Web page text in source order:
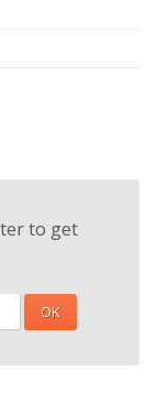
to get